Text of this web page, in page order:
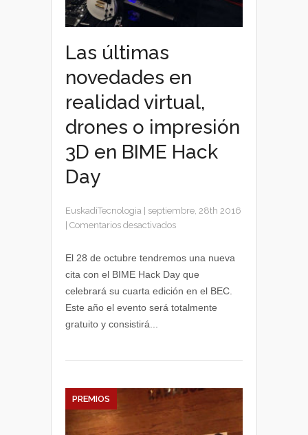
Las últimas
novedades en
realidad virtual,
drones o impresión
3D en BIME Hack
Day
EuskadiTecnologia
septiembre, 28th 2016
Comentarios desactivadosen
en
realidad
virtual,
BIME
Hack
El 28 de octubre tendremos una nueva
cita con el BIME Hack Day que
celebrará su cuarta edición en el BEC.
Este año el evento será totalmente
gratuito y consistirá...
PREMIOS